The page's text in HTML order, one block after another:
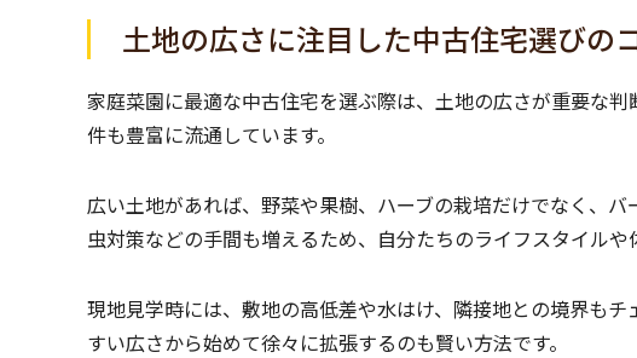
土地の広さに注目した中古住宅選びの
家庭菜園に最適な中古住宅を選ぶ際は、土地の広さが重要な
件も豊富に流通しています。
広い土地があれば、野菜や果樹、ハーブの栽培だけでなく、
虫対策などの手間も増えるため、自分たちのライフスタイルや
現地見学時には、敷地の高低差や水はけ、隣接地との境界も
すい広さから始めて徐々に拡張するのも賢い方法です。